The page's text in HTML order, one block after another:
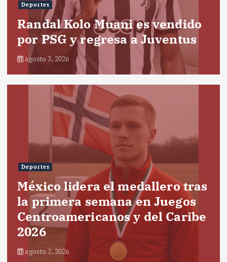
Deportes
Randal Kolo Muani es vendido
por PSG y regresa a Juventus
agosto 3, 2026
Deportes
México lidera el medallero tras
la primera semana en Juegos
Centroamericanos y del Caribe
2026
agosto 2, 2026